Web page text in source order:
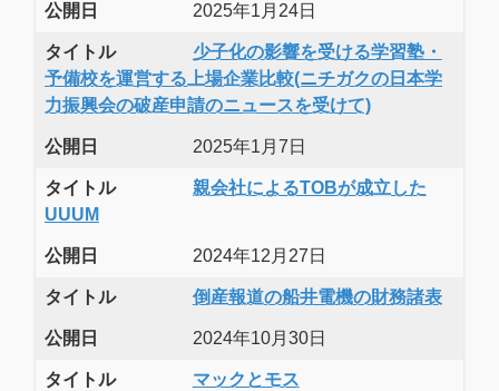
公開日 2025年1月24日
タイトル
少子化の影響を受ける学習塾・
予備校を運営する上場企業比較(ニチガクの日本学
力振興会の破産申請のニュースを受けて)
公開日 2025年1月7日
タイトル
親会社によるTOBが成立した
UUUM
公開日 2024年12月27日
タイトル 倒産報道の船井電機の財務諸表
公開日 2024年10月30日
タイトル マックとモス